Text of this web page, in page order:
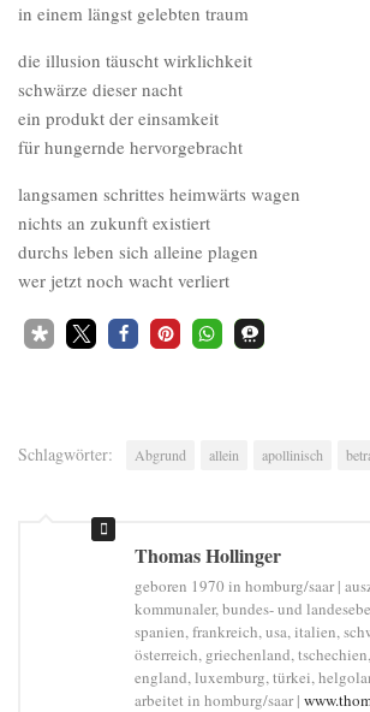
in einem längst gelebten traum
die illusion täuscht wirklichkeit
schwärze dieser nacht
ein produkt der einsamkeit
für hungernde hervorgebracht
langsamen schrittes heimwärts wagen
nichts an zukunft existiert
durchs leben sich alleine plagen
wer jetzt noch wacht verliert
Schlagwörter: Abgrund allein apollinisch
Thomas Hollinger
geboren 1970 in homburg/saar |
kommunaler, bundes- und
spanien, frankreich, usa, italien,
österreich, griechenland,
england, luxemburg, türkei,
arbeitet in homburg/saar |